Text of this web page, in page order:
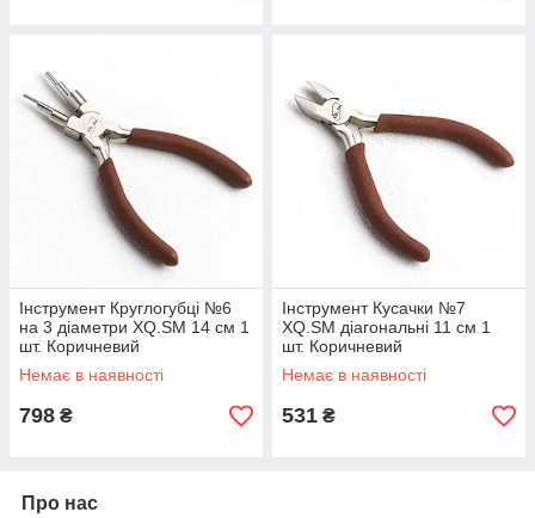
Інструмент Круглогубці №6
на 3 діаметри XQ.SM 14 см 1
шт. Коричневий
Немає в наявності
798 ₴
Інструмент Кусачки №7
XQ.SM діагональні 11 см 1
шт. Коричневий
Немає в наявності
531 ₴
Про нас